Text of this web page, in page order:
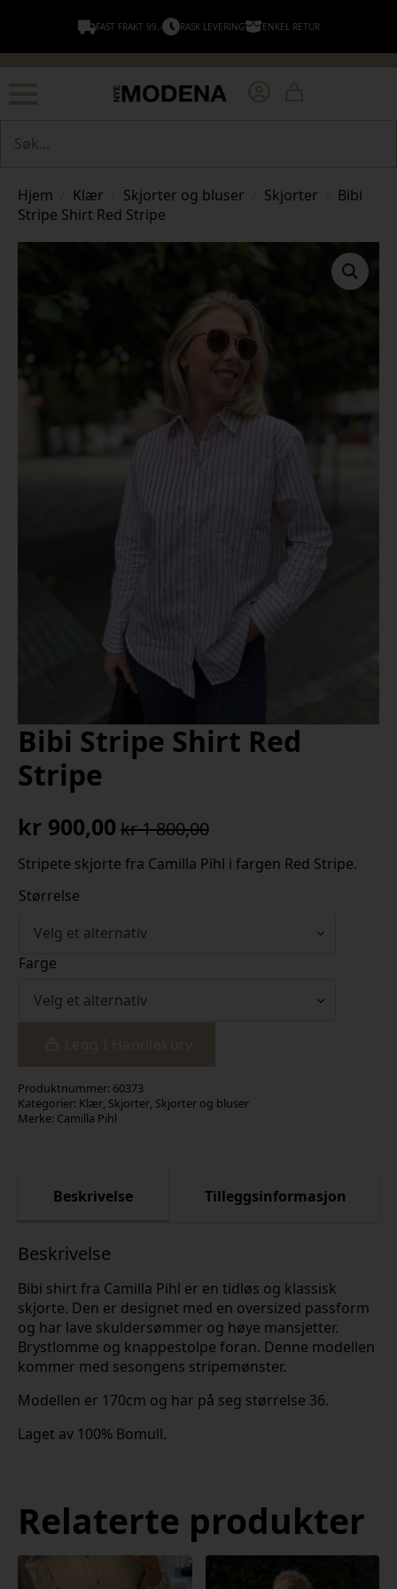
FAST FRAKT 99,- RASK LEVERING ENKEL RETUR
Hjem Klær Skjorter og bluser Skjorter
Bibi
Stripe Shirt Red Stripe
Bibi Stripe Shirt Red
Stripe
kr1 800,00
Opprinnelig
pris
var:
800,00.
kr 900,00
Nåværende
pris
er:
Stripete skjorte fra Camilla Pihl i fargen Red Stripe.
Størrelse
Farge
Produktnummer: 60373
Kategorier: Klær, Skjorter, Skjorter og bluser
Merke: Camilla Pihl
Beskrivelse Tilleggsinformasjon
Beskrivelse
Bibi shirt fra Camilla Pihl er en tidløs og klassisk
skjorte. Den er designet med en oversized passform
og har lave skuldersømmer og høye mansjetter.
Brystlomme og knappestolpe foran. Denne modellen
kommer med sesongens stripemønster.
Modellen er 170cm og har på seg størrelse 36.
Laget av 100% Bomull.
Relaterte produkter